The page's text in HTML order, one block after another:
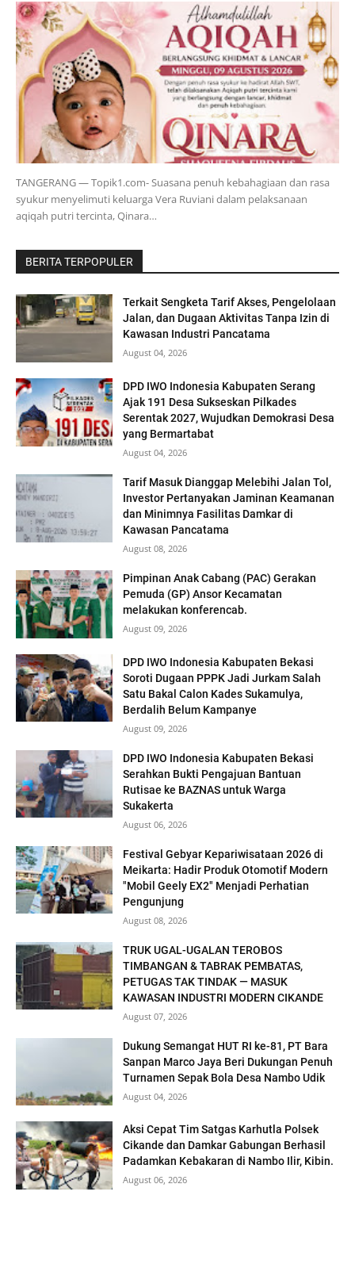
TANGERANG — Topik1.com- Suasana penuh kebahagiaan dan rasa
syukur menyelimuti keluarga Vera Ruviani dalam pelaksanaan
aqiqah putri tercinta, Qinara…
BERITA TERPOPULER
Terkait Sengketa Tarif Akses, Pengelolaan
Jalan, dan Dugaan Aktivitas Tanpa Izin di
Kawasan Industri Pancatama
August 04, 2026
DPD IWO Indonesia Kabupaten Serang
Ajak 191 Desa Sukseskan Pilkades
Serentak 2027, Wujudkan Demokrasi Desa
yang Bermartabat
August 04, 2026
Tarif Masuk Dianggap Melebihi Jalan Tol,
Investor Pertanyakan Jaminan Keamanan
dan Minimnya Fasilitas Damkar di
Kawasan Pancatama
August 08, 2026
Pimpinan Anak Cabang (PAC) Gerakan
Pemuda (GP) Ansor Kecamatan
melakukan konferencab.
August 09, 2026
DPD IWO Indonesia Kabupaten Bekasi
Soroti Dugaan PPPK Jadi Jurkam Salah
Satu Bakal Calon Kades Sukamulya,
Berdalih Belum Kampanye
August 09, 2026
DPD IWO Indonesia Kabupaten Bekasi
Serahkan Bukti Pengajuan Bantuan
Rutisae ke BAZNAS untuk Warga
Sukakerta
August 06, 2026
Festival Gebyar Kepariwisataan 2026 di
Meikarta: Hadir Produk Otomotif Modern
"Mobil Geely EX2" Menjadi Perhatian
Pengunjung
August 08, 2026
TRUK UGAL-UGALAN TEROBOS
TIMBANGAN & TABRAK PEMBATAS,
PETUGAS TAK TINDAK — MASUK
KAWASAN INDUSTRI MODERN CIKANDE
August 07, 2026
Dukung Semangat HUT RI ke-81, PT Bara
Sanpan Marco Jaya Beri Dukungan Penuh
Turnamen Sepak Bola Desa Nambo Udik
August 04, 2026
Aksi Cepat Tim Satgas Karhutla Polsek
Cikande dan Damkar Gabungan Berhasil
Padamkan Kebakaran di Nambo Ilir, Kibin.
August 06, 2026